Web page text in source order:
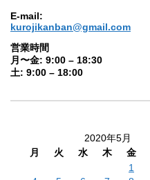
E-mail:
kurojikanban@gmail.com
営業時間
月〜金: 9:00 – 18:30
土: 9:00 – 18:00
2020年5月
月
火 水 木 金
1